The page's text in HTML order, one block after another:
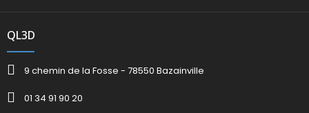
QL3D
9 chemin de la Fosse - 78550 Bazainville
01 34 91 90 20